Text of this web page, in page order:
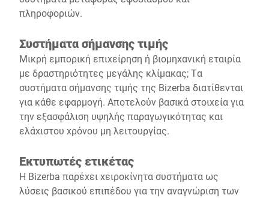
πληροφοριών.
Συστήματα σήμανσης τιμής
Μικρή εμπορική επιχείρηση ή βιομηχανική εταιρία
με δραστηριότητες μεγάλης κλίμακας; Τα
συστήματα σήμανσης τιμής της Bizerba διατίθενται
για κάθε εφαρμογή. Αποτελούν βασικά στοιχεία για
την εξασφάλιση υψηλής παραγωγικότητας και
ελάχιστου χρόνου μη λειτουργίας.
Εκτυπωτές ετικέτας
Η Bizerba παρέχει χειροκίνητα συστήματα ως
λύσεις βασικού επιπέδου για την αναγνώριση των